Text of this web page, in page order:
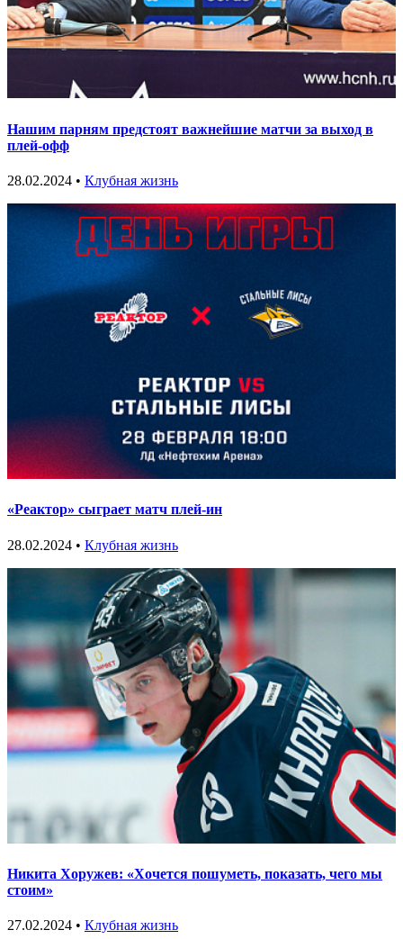
Нашим парням предстоят важнейшие матчи за выход в
плей-офф
28.02.2024 • Клубная жизнь
«Реактор» сыграет матч плей-ин
28.02.2024 • Клубная жизнь
Никита Хоружев: «Хочется пошуметь, показать, чего мы
стоим»
27.02.2024 • Клубная жизнь